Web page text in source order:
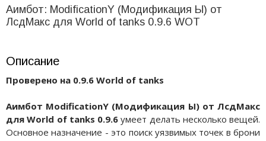
Аимбот: ModificationY (Модификация Ы) от
ЛсдМакс для World of tanks 0.9.6 WOT
Описание
Проверено на 0.9.6 World of tanks
Аимбот ModificationY (Модификация Ы) от ЛсдМакс
для World of tanks 0.9.6 умеет делать несколько вещей.
Основное назначение - это поиск уязвимых точек в брони